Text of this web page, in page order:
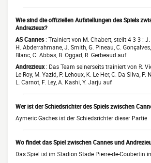
Wie sind die offiziellen Aufstellungen des Spiels
Andrezieux?
AS Cannes: Trainiert von M. Chabert, stellt 4-3-3 : J.
H. Abderrahmane, J. Smith, G. Pineau, C.
Blanc, C. Abbas, B. Oggad, R. Gerbeaud auf
Andrezieux: Das Team seinerseits trainiert von R.
Le Roy, M. Yazid, P. Lehoux, K. Le Her, C. Da Silva, P.
L. Carnot, F. Ley, A. Kashi, Y. Jarju auf
Wer ist der Schiedsrichter des Spiels zwischen
Aymeric Gaches ist der Schiedsrichter dieser Partie
Wo findet das Spiel zwischen Cannes und
Das Spiel ist im Stadion Stade Pierre-de-Coubertin